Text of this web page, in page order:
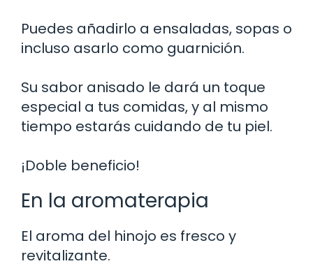
Puedes añadirlo a ensaladas, sopas o
incluso asarlo como guarnición.
Su sabor anisado le dará un toque
especial a tus comidas, y al mismo
tiempo estarás cuidando de tu piel.
¡Doble beneficio!
En la aromaterapia
El aroma del hinojo es fresco y
revitalizante.